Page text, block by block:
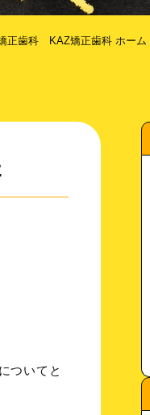
正歯科 KAZ矯正歯科 ホーム
ついてと